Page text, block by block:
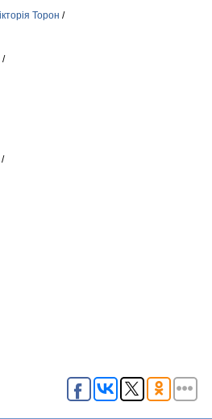
Торон /
/
/